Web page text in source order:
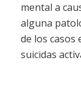
mental a
alguna
de los casos
suicidas